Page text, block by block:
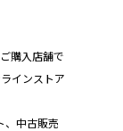
購入店舗で
インストア
、中古販売